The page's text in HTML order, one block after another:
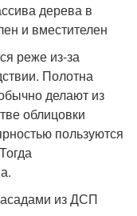
дерева в
и вместителен
реже из-за
Полотна
делают из
облицовки
пользуются
из ДСП